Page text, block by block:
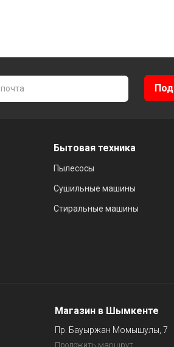
Бытовая техника
Пылесосы
Сушильные машины
Стиральные машины
Магазин в Шымкенте
Пр. Бауыржан Момышулы, 7
Проложить маршрут